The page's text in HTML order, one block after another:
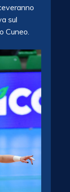
sul
Cuneo.